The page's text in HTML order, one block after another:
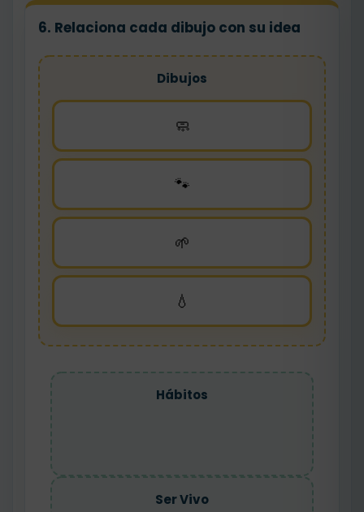
6. Relaciona cada dibujo con su idea
Dibujos
🧼
🐾
🌱
💧
Hábitos
Ser Vivo